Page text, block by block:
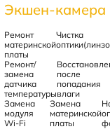
Экшен-камера
Ремонт
материнской
платы
Чистка
Ремонт/
замена
датчика
температуры
после
попадания
влаги
Замена
модуля
Wi-Fi
Замена
материнской
платы